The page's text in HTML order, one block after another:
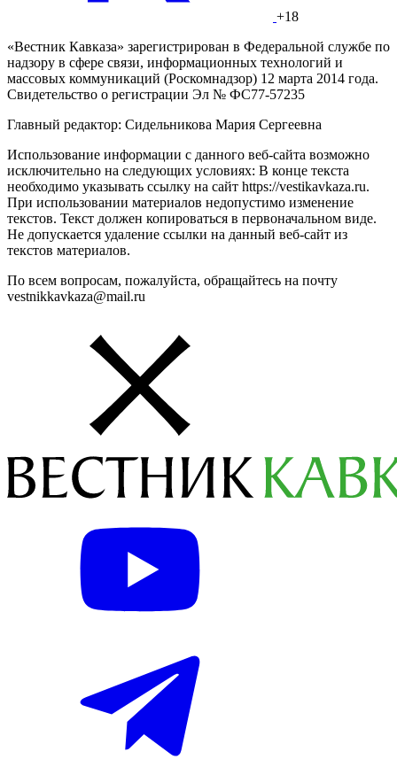
+18
«Вестник Кавказа» зарегистрирован в Федеральной службе по
надзору в сфере связи, информационных технологий и
массовых коммуникаций (Роскомнадзор) 12 марта 2014 года.
Свидетельство о регистрации Эл № ФС77-57235
Главный редактор: Сидельникова Мария Сергеевна
Использование информации с данного веб-сайта возможно
исключительно на следующих условиях: В конце текста
необходимо указывать ссылку на сайт https://vestikavkaza.ru.
При использовании материалов недопустимо изменение
текстов. Текст должен копироваться в первоначальном виде.
Не допускается удаление ссылки на данный веб-сайт из
текстов материалов.
По всем вопросам, пожалуйста, обращайтесь на почту
vestnikkavkaza@mail.ru